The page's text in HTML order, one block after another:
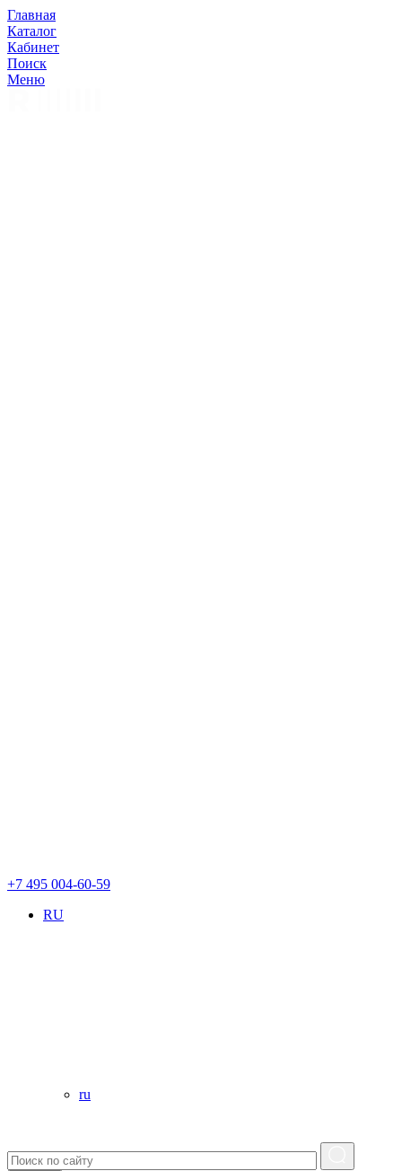
Главная
Каталог
Кабинет
Поиск
Меню
+7 495 004-60-59
RU
ru